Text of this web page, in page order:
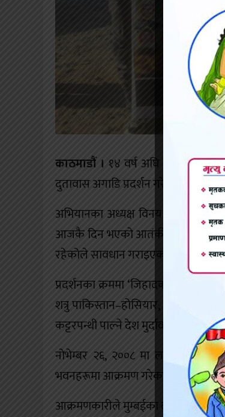
काठमाडौं । १४ वर्ष अघि भएको मुम्बई
दुतावास अगाडि प्रदर्शन गरेको छ।
अभियानका अध्यक्ष विनय यादवको
आजकै दिन भएको आतंकी हमलाको मूल
रहेकोले सावधान गराइएको थियो।
प्रदर्शनका क्रममा ‘जिहादको नाममा
शत्रु पाकिस्तान–होसियार, आतंकी
कट्टरपन्थी पाल्ने देश मुर्दावाद, विश्वमा
नोभेम्बर २६, २००८ मा
भवनहरूमा आक्रमण गरेका थिए। चार
आक्रमणकारीले मुम्बईका दुई पाँचतारे